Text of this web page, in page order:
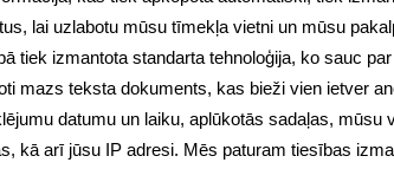
lai uzlabotu mūsu tīmekļa vietni un mūsu
tiek izmantota standarta tehnoloģija, ko sauc
mazs teksta dokuments, kas bieži vien ietver
datumu un laiku, aplūkotās sadaļas, mūsu
kā arī jūsu IP adresi. Mēs paturam tiesības